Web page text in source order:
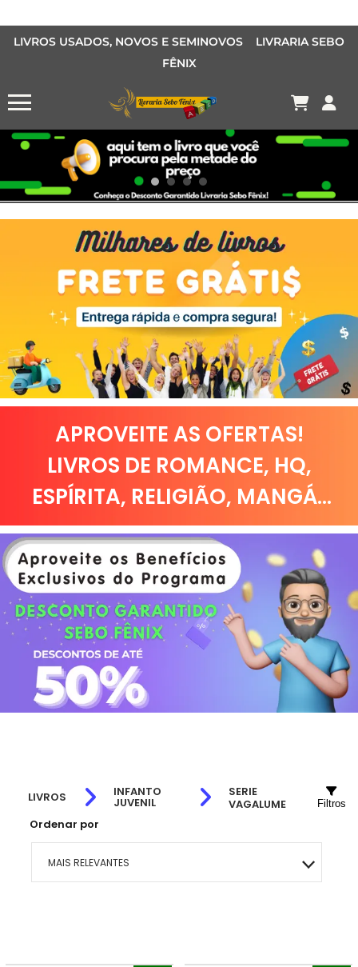
LIVROS USADOS, NOVOS E SEMINOVOS LIVRARIA SEBO
FÊNIX
Conheça o Desconto Garantido de livros Sebo Fênix!
OFERTA HISTORIAS EM QUADRINHOS
OFERTA MANGÁS
MANGÁS BARATOS
APROVEITE AS OFERTAS!
LIVROS DE ROMANCE, HQ,
ESPÍRITA, RELIGIÃO, MANGÁ...
LIVROS INFANTO
JUVENIL
SERIE
VAGALUME
Ordenar por
MAIS RELEVANTES
Filtros